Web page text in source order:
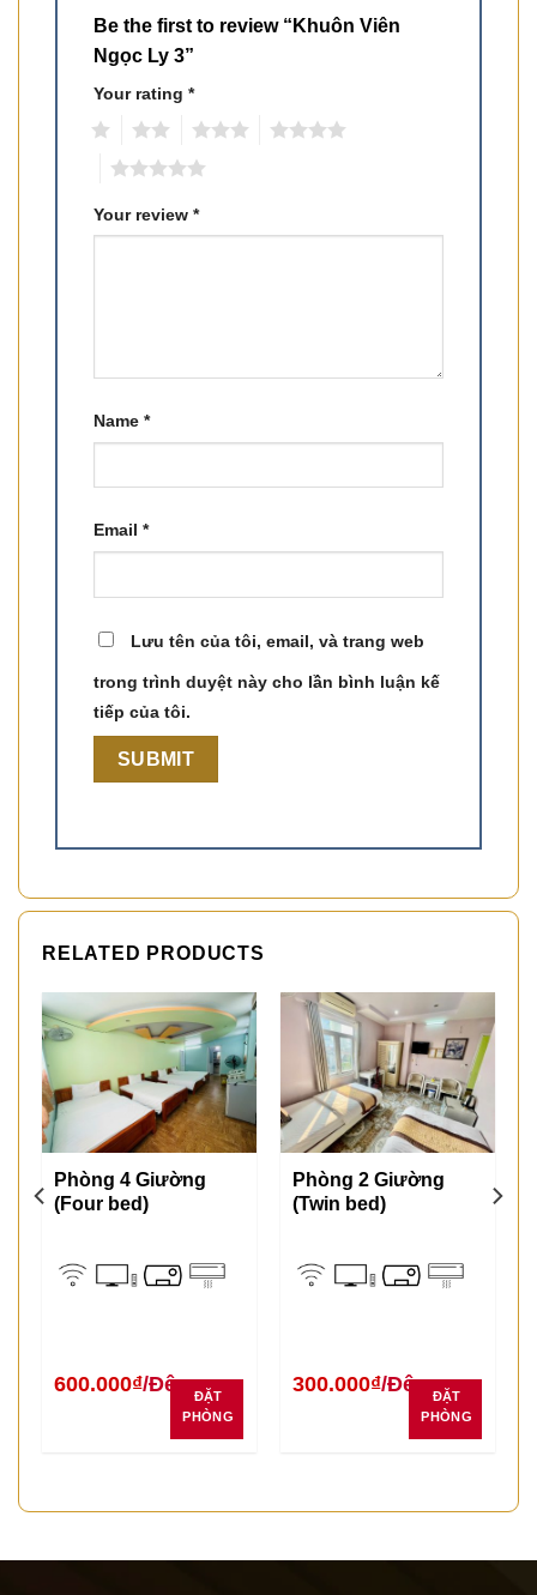
Be the first to review “Khuôn Viên
Ngọc Ly 3”
Your rating *
Your review *
Name *
Email *
Lưu tên của tôi, email, và trang web
trong trình duyệt này cho lần bình luận kế
tiếp của tôi.
RELATED PRODUCTS
Phòng 4 Giường
(Four bed)
600.000₫/Đêm
ĐẶT
PHÒNG
Phòng 2 Giường
(Twin bed)
300.000₫/Đêm
ĐẶT
PHÒNG